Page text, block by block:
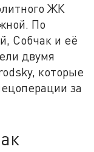
ЖК
По
Собчак и её
двумя
которые
за